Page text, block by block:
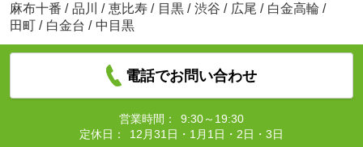
麻布十番 / 品川 / 恵比寿 / 目黒 / 渋谷 / 広尾 / 白金高輪 /
田町 / 白金台 / 中目黒
電話でお問い合わせ
営業時間：
9:30～19:30
定休日：
12月31日・1月1日・2日・3日